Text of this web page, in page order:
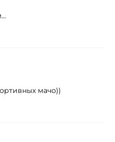
мачо))